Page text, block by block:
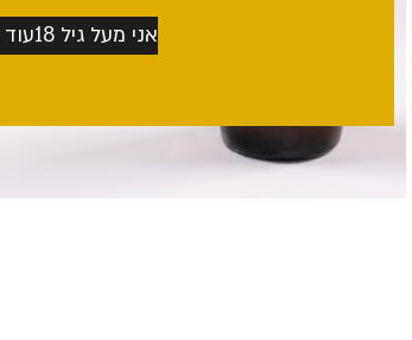
אני מעל גיל 18 עוד